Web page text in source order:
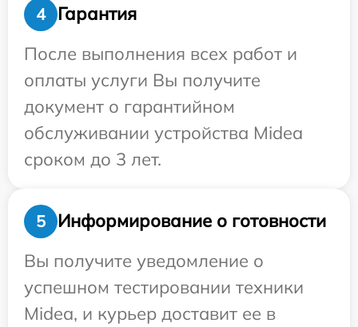
4
Гарантия
После выполнения всех работ и
оплаты услуги Вы получите
документ о гарантийном
обслуживании устройства Midea
сроком до 3 лет.
5
Информирование о готовности
Вы получите уведомление о
успешном тестировании техники
Midea, и курьер доставит ее в